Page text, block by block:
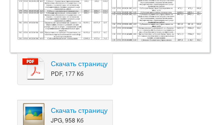
Скачать страницу
PDF, 177 Кб
Скачать страницу
JPG, 958 Кб